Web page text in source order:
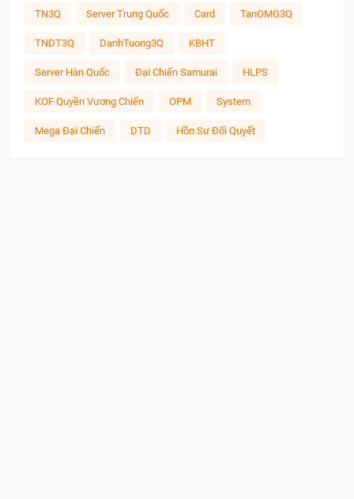
TN3Q Server Trung Quốc Card TanOMG3Q
TNDT3Q DanhTuong3Q KBHT
Server Hàn Quốc Đại Chiến Samurai HLPS
KOF Quyền Vương Chiến OPM System
Mega Đại Chiến DTD Hồn Sư Đối Quyết